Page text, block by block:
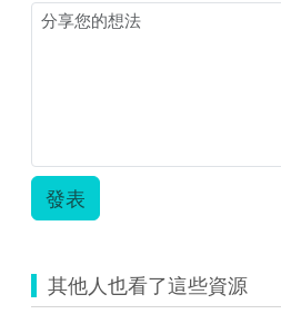
發表
其他人也看了這些資源